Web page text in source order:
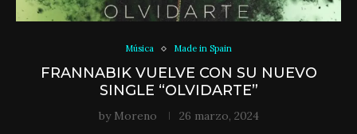
Música Made in Spain
FRANNABIK VUELVE CON SU NUEVO
SINGLE “OLVIDARTE”
by Moreno 26 marzo, 2024